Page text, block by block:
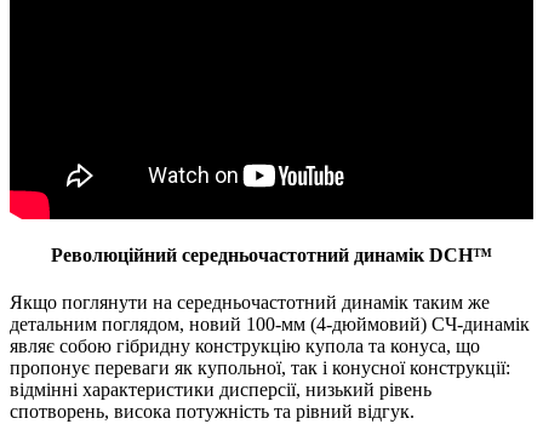
Революційний середньочастотний динамік DCH™
Якщо поглянути на середньочастотний динамік таким же
детальним поглядом, новий 100-мм (4-дюймовий) СЧ-динамік
являє собою гібридну конструкцію купола та конуса, що
пропонує переваги як купольної, так і конусної конструкції:
відмінні характеристики дисперсії, низький рівень
спотворень, висока потужність та рівний відгук.